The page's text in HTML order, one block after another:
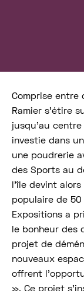
Comprise entre
Ramier s’étire
jusqu’au
investie dans
une poudrerie
des Sports au
l’île devint
populaire de 50
Expositions a
le bonheur des
projet de
nouveaux
offrent
». Ce projet